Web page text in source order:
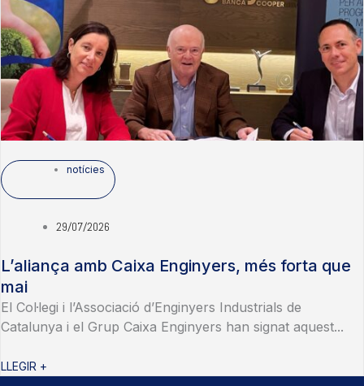
notícies
29/07/2026
L’aliança amb Caixa Enginyers, més forta que
mai
El Col·legi i l’Associació d’Enginyers Industrials de
Catalunya i el Grup Caixa Enginyers han signat aquest...
LLEGIR +